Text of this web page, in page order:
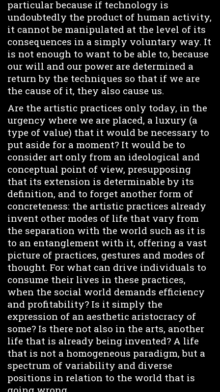
particular because if technology is
undoubtedly the product of human activity,
it cannot be manipulated at the level of its
consequences in a simply voluntary way. It
is not enough to want to be able to, because
our will and our power are determined a
return by the techniques so that if we are
the cause of it, they also cause us.
Are the artistic practices only today, in the
urgency where we are placed, a luxury (a
type of value) that it would be necessary to
put aside for a moment? It would be to
consider art only from an ideological and
conceptual point of view, presupposing
that its extension is determinable by its
definition, and to forget another form of
concreteness: the artistic practices already
invent other modes of life that vary from
the separation with the world such as it is
to an entanglement with it, offering a vast
picture of practices, gestures and modes of
thought. For what can drive individuals to
consume their lives in these practices,
when the social world demands efficiency
and profitability? Is it simply the
expression of an aesthetic aristocracy of
some? Is there not also in the arts, another
life that is already being invented? A life
that is not a homogeneous paradigm, but a
spectrum of variability and diverse
positions in relation to the world that is